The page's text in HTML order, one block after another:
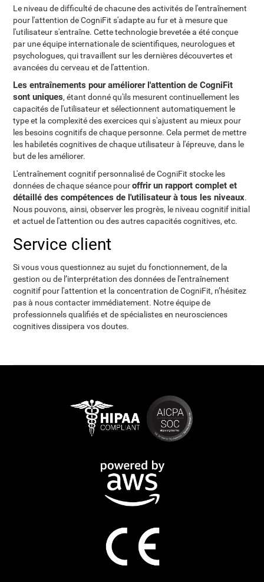
Le niveau de difficulté de chacune des activités de l'entraînement
pour l'attention de CogniFit s'adapte au fur et à mesure que
l'utilisateur s'entraîne. Cette technologie brevetée a été conçue
par une équipe internationale de scientifiques, neurologues et
psychologues, qui travaillent sur les dernières découvertes et
avancées du cerveau et de l'attention.
Les entraînements pour améliorer l'attention de CogniFit
sont uniques, étant donné qu'ils mesurent continuellement les
capacités de l'utilisateur et sélectionnent automatiquement le
type et la complexité des exercices qui s'ajustent au mieux pour
les besoins cognitifs de chaque personne. Cela permet de mettre
les habiletés cognitives de chaque utilisateur à l'épreuve, dans le
but de les améliorer.
L'entraînement cognitif personnalisé de CogniFit stocke les
données de chaque séance pouroffrir un rapport complet et
détaillé des compétences de l'utilisateur à tous les niveaux.
Nous pouvons, ainsi, observer les progrès, le niveau cognitif initial
et actuel de l'attention ou des autres capacités cognitives, etc.
Service client
Si vous vous questionnez au sujet du fonctionnement, de la
gestion ou de l’interprétation des données de l'entraînement
cognitif pour l'attention et la concentration de CogniFit, n’hésitez
pas à nous contacter immédiatement. Notre équipe de
professionnels qualifiés et de spécialistes en neurosciences
cognitives dissipera vos doutes.